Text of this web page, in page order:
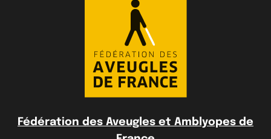
Fédération des Aveugles et Amblyopes de